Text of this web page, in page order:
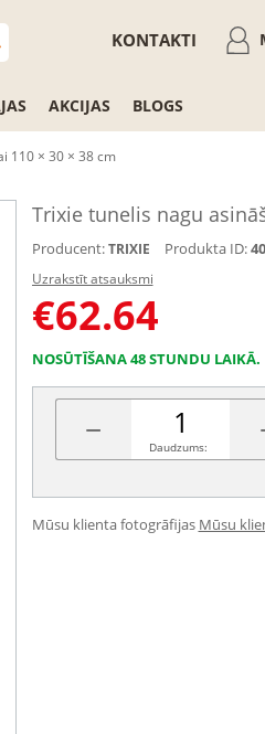
KONTAKTI
AKCIJAS BLOGS
110 × 30 × 38 cm
Trixie tunelis nagu
Producent: TRIXIE Produkta ID:
Uzrakstīt atsauksmi
€62.64
NOSŪTĪŠANA 48 STUNDU LAIKĀ.
− Daudzums:
Mūsu klienta fotogrāfijas Mūsu